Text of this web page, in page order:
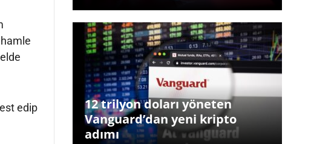
edip
12 trilyon doları yöneten
Vanguard’dan yeni kripto
adımı